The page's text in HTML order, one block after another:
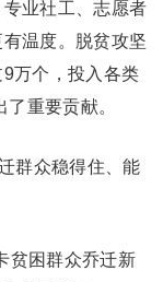
业社工、志愿者
温度。脱贫攻坚
万个，投入各类
重要贡献。
群众稳得住、能
困群众乔迁新